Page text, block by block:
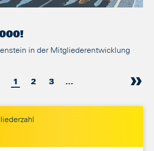
in der Mitgliederentwicklung
1 2 3 …